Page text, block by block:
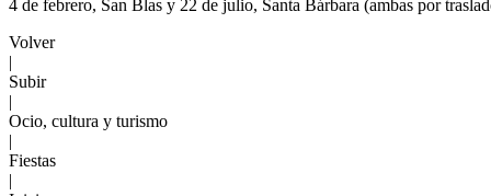
4 de febrero, San Blas y 22 de julio, Santa Bárbara (ambas por
Volver
|
Subir
|
Ocio, cultura y turismo
|
Fiestas
|